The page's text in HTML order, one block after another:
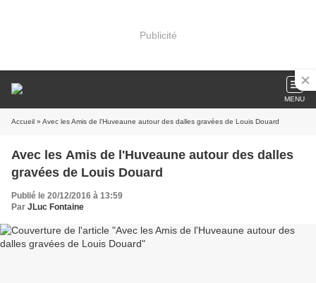
Publicité
MENU
Accueil » Avec les Amis de l'Huveaune autour des dalles gravées de Louis Douard
Avec les Amis de l'Huveaune autour des dalles
gravées de Louis Douard
Publié le 20/12/2016 à 13:59
Par JLuc Fontaine